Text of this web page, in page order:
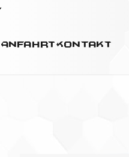
AnfahrtKontakt